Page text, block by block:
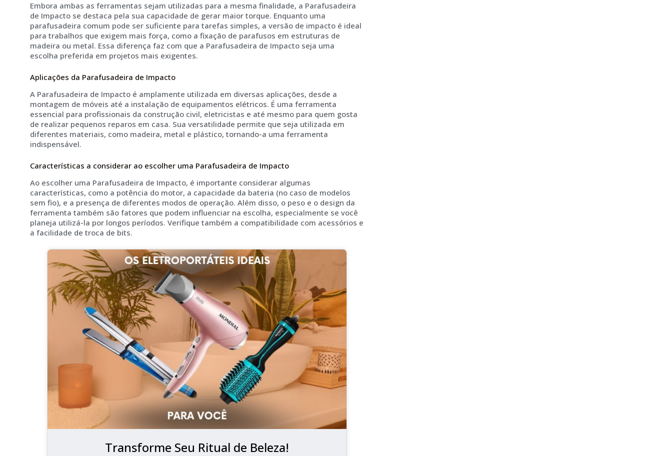
Embora ambas as ferramentas sejam utilizadas para a mesma finalidade, a Parafusadeira
de Impacto se destaca pela sua capacidade de gerar maior torque. Enquanto uma
parafusadeira comum pode ser suficiente para tarefas simples, a versão de impacto é ideal
para trabalhos que exigem mais força, como a fixação de parafusos em estruturas de
madeira ou metal. Essa diferença faz com que a Parafusadeira de Impacto seja uma
escolha preferida em projetos mais exigentes.
Aplicações da Parafusadeira de Impacto
A Parafusadeira de Impacto é amplamente utilizada em diversas aplicações, desde a
montagem de móveis até a instalação de equipamentos elétricos. É uma ferramenta
essencial para profissionais da construção civil, eletricistas e até mesmo para quem gosta
de realizar pequenos reparos em casa. Sua versatilidade permite que seja utilizada em
diferentes materiais, como madeira, metal e plástico, tornando-a uma ferramenta
indispensável.
Características a considerar ao escolher uma Parafusadeira de Impacto
Ao escolher uma Parafusadeira de Impacto, é importante considerar algumas
características, como a potência do motor, a capacidade da bateria (no caso de modelos
sem fio), e a presença de diferentes modos de operação. Além disso, o peso e o design da
ferramenta também são fatores que podem influenciar na escolha, especialmente se você
planeja utilizá-la por longos períodos. Verifique também a compatibilidade com acessórios e
a facilidade de troca de bits.
Transforme Seu Ritual de Beleza!